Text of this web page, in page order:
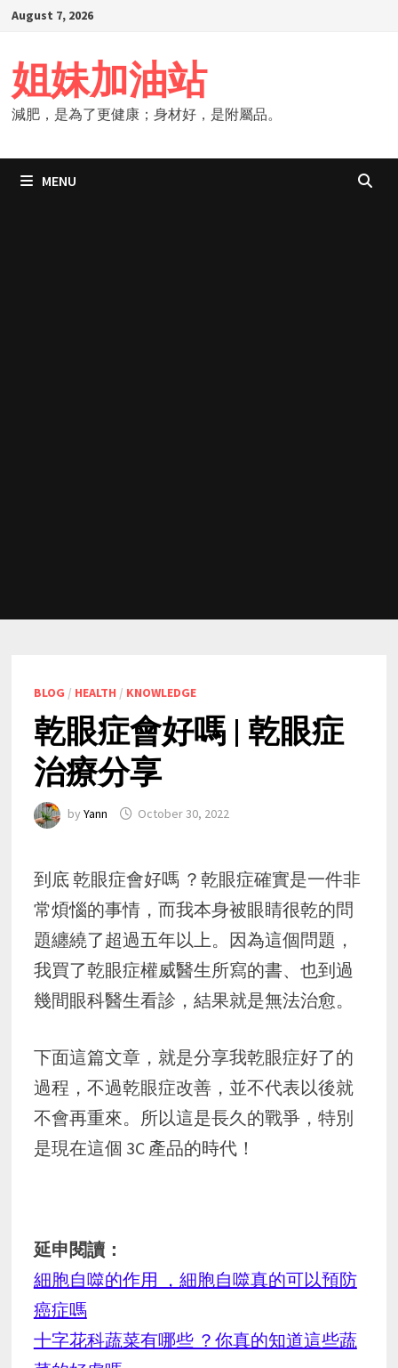
Skip
content
August 7, 2026
姐妹加油站
減肥，是為了更健康；身材好，是附屬品。
MENU
BLOG / HEALTH / KNOWLEDGE
乾眼症會好嗎 | 乾眼症
治療分享
by Yann October 30, 2022
到底 乾眼症會好嗎 ？乾眼症確實是一件非
常煩惱的事情，而我本身被眼睛很乾的問
題纏繞了超過五年以上。因為這個問題，
我買了乾眼症權威醫生所寫的書、也到過
幾間眼科醫生看診，結果就是無法治愈。
下面這篇文章，就是分享我乾眼症好了的
過程，不過乾眼症改善，並不代表以後就
不會再重來。所以這是長久的戰爭，特別
是現在這個 3C 產品的時代！
延申閱讀：
細胞自噬的作用 ，細胞自噬真的可以預防
癌症嗎
十字花科蔬菜有哪些 ？你真的知道這些蔬